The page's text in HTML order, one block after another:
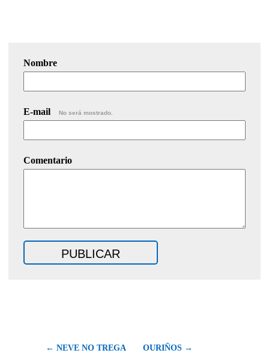
Nombre
E-mail No será mostrado.
Comentario
← NEVE NO TREGA OURIÑOS →